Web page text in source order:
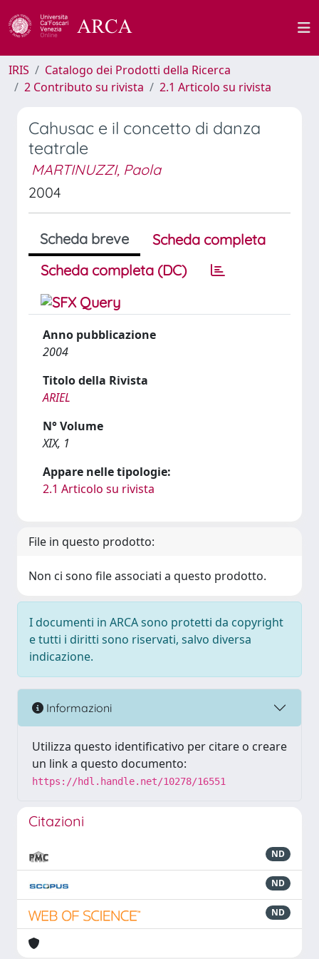
IRIS
Catalogo dei Prodotti della Ricerca
2 Contributo su rivista
2.1 Articolo su rivista
Cahusac e il concetto di danza
teatrale
MARTINUZZI, Paola
2004
Scheda breve
Scheda completa
Scheda completa (DC)
Anno pubblicazione
2004
Titolo della Rivista
ARIEL
N° Volume
XIX, 1
Appare nelle tipologie:
2.1 Articolo su rivista
File in questo prodotto:
Non ci sono file associati a questo prodotto.
I documenti in ARCA sono protetti da copyright
e tutti i diritti sono riservati, salvo diversa
indicazione.
Informazioni
Utilizza questo identificativo per citare o creare
un link a questo documento:
https://hdl.handle.net/10278/16551
Citazioni
ND
ND
ND